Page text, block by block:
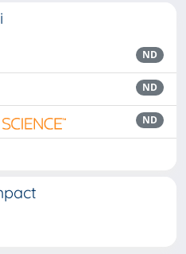
ND
ND
ND